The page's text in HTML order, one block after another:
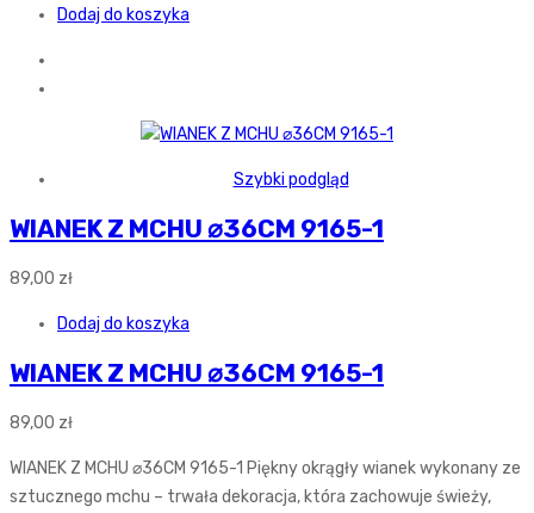
Dodaj do koszyka
Szybki podgląd
WIANEK Z MCHU ⌀36CM 9165-1
89,00 zł
Dodaj do koszyka
WIANEK Z MCHU ⌀36CM 9165-1
89,00 zł
WIANEK Z MCHU ⌀36CM 9165-1 Piękny okrągły wianek wykonany ze
sztucznego mchu – trwała dekoracja, która zachowuje świeży,